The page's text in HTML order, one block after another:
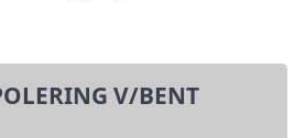
V/BENT